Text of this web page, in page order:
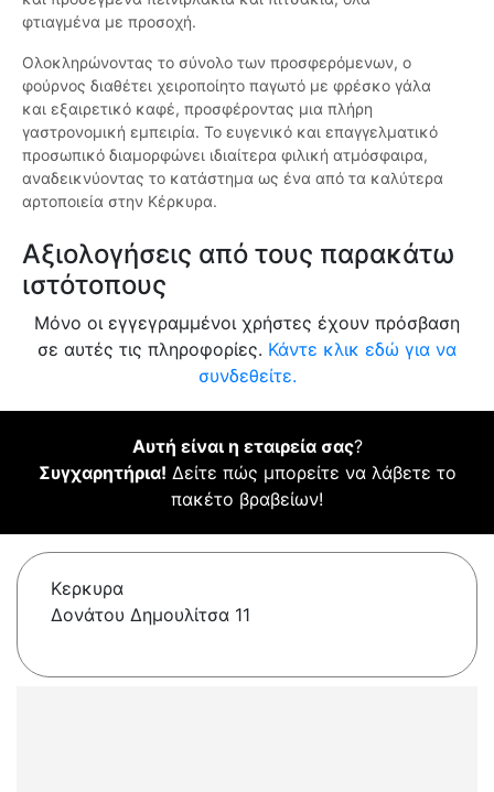
φτιαγμένα με προσοχή.
Ολοκληρώνοντας το σύνολο των προσφερόμενων, ο
φούρνος διαθέτει χειροποίητο παγωτό με φρέσκο γάλα
και εξαιρετικό καφέ, προσφέροντας μια πλήρη
γαστρονομική εμπειρία. Το ευγενικό και επαγγελματικό
προσωπικό διαμορφώνει ιδιαίτερα φιλική ατμόσφαιρα,
αναδεικνύοντας το κατάστημα ως ένα από τα καλύτερα
αρτοποιεία στην Κέρκυρα.
Αξιολογήσεις από τους παρακάτω
ιστότοπους
Μόνο οι εγγεγραμμένοι χρήστες έχουν πρόσβαση
σε αυτές τις πληροφορίες. Κάντε κλικ εδώ για να
συνδεθείτε.
Αυτή είναι η εταιρεία σας?
Συγχαρητήρια! Δείτε πώς μπορείτε να λάβετε το
πακέτο βραβείων!
Κερκυρα
Δονάτου Δημουλίτσα 11